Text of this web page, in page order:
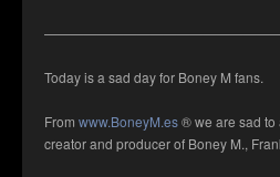
Today is a sad day for Boney M fans.
From www.BoneyM.es® we are sad to
creator and producer of Boney M.,